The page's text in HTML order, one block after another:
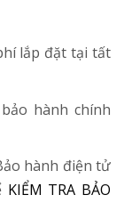
lắp đặt tại tất
hành chính
hành điện tử
KIỂM TRA BẢO